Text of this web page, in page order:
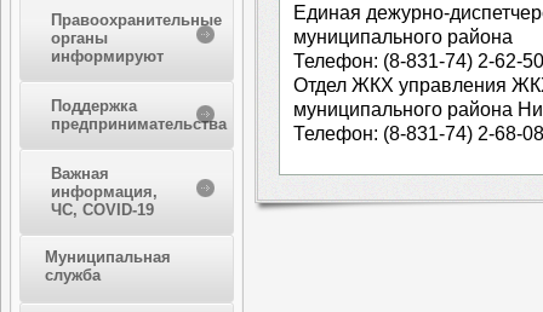
Правоохранительные
органы
информируют
Поддержка
предпринимательства
Важная
информация,
ЧС, COVID-19
Муниципальная
служба
Единая дежурно-
муниципального района
Телефон: (8-831-74) 2-62-50
Отдел ЖКХ управления
муниципального района
Телефон: (8-831-74) 2-68-